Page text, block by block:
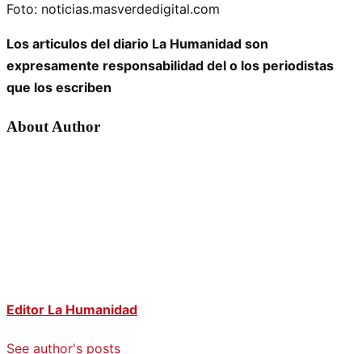
Foto: noticias.masverdedigital.com
Los articulos del diario La Humanidad son
expresamente responsabilidad del o los periodistas
que los escriben
About Author
Editor La Humanidad
See author's posts